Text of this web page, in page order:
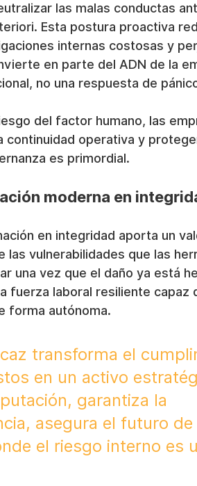
las malas conductas
Esta postura proactiva
internas costosas y
en parte del ADN de la
no una respuesta de
del factor humano, las
continuidad operativa y
es primordial.
moderna en
en integridad aporta un
vulnerabilidades que las
una vez que el daño ya está
fuerza laboral resiliente capaz
forma autónoma.
transforma el
en un activo
garantiza la
asegura el futuro de
el riesgo interno es